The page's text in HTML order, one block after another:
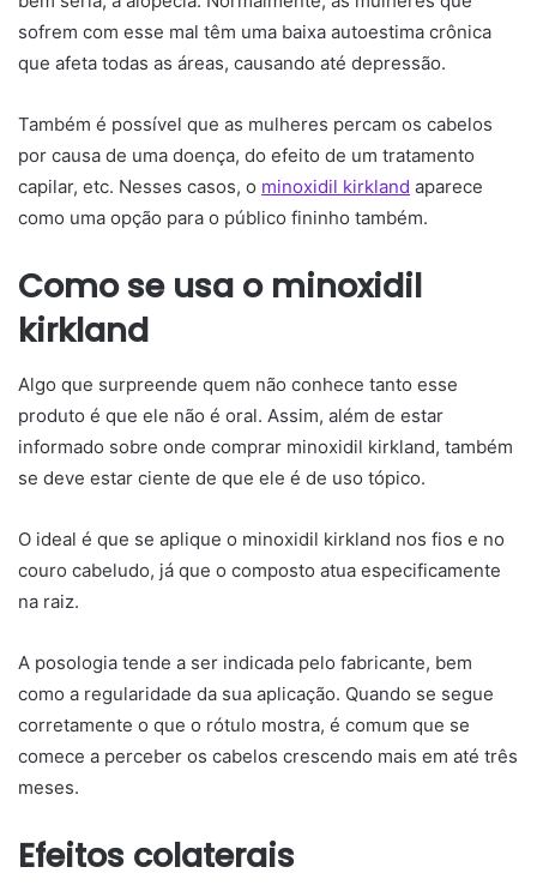
sofrem com esse mal têm uma baixa autoestima crônica
que afeta todas as áreas, causando até depressão.
Também é possível que as mulheres percam os cabelos
por causa de uma doença, do efeito de um tratamento
capilar, etc. Nesses casos, o minoxidil kirkland aparece
como uma opção para o público fininho também.
Como se usa o minoxidil
kirkland
Algo que surpreende quem não conhece tanto esse
produto é que ele não é oral. Assim, além de estar
informado sobre onde comprar minoxidil kirkland, também
se deve estar ciente de que ele é de uso tópico.
O ideal é que se aplique o minoxidil kirkland nos fios e no
couro cabeludo, já que o composto atua especificamente
na raiz.
A posologia tende a ser indicada pelo fabricante, bem
como a regularidade da sua aplicação. Quando se segue
corretamente o que o rótulo mostra, é comum que se
comece a perceber os cabelos crescendo mais em até três
meses.
Efeitos colaterais